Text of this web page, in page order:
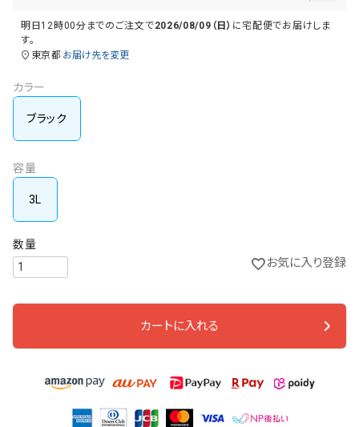
明日12時00分 までのご注文で2026/08/09（日） に宅配便でお届けしま
す。
東京都 お届け先を変更
カラー
ブラック
容量
3L
お気に入り登録
カートに入れる